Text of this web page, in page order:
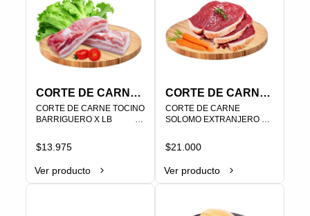
CORTE DE CARNE
TOCINO
BARRIGUERO X LB
CORTE DE CARNE TOCINO
BARRIGUERO X LB
PLU   000258
$13.975
Ver producto
CORTE DE CARNE
SOLOMO
EXTRANJERO X LB
CORTE DE CARNE
SOLOMO EXTRANJERO X
PLU   000202
$21.000
Ver producto